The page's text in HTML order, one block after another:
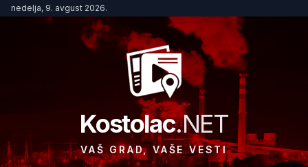
nedelja, 9. avgust 2026.
Kostolac.NET
VAŠ GRAD, VAŠE VESTI